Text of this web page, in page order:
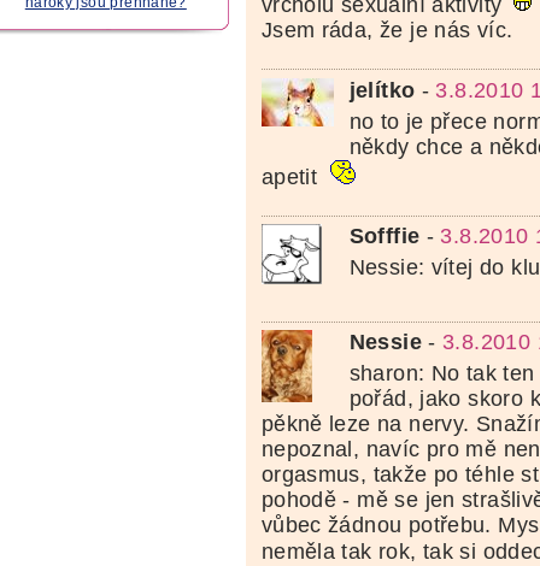
vrcholu sexuální aktivity
Jsem ráda, že je nás víc.
jelítko - 3.8.2010
no to je přece
někdy chce a
apetit
Sofffie - 3.8.2010
Nessie: vítej do
Nessie- 3.8.2010
sharon: No tak
pořád, jako skoro
pěkně leze na nervy.
nepoznal, navíc pro mě
orgasmus, takže po téhle
pohodě - mě se jen
vůbec žádnou potřebu.
neměla tak rok, tak si